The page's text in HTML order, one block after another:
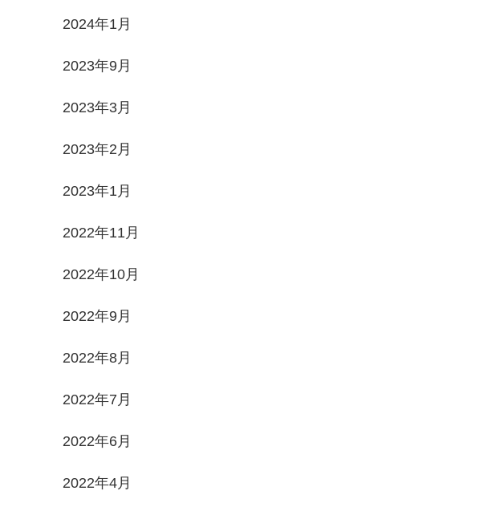
2024年1月
2023年9月
2023年3月
2023年2月
2023年1月
2022年11月
2022年10月
2022年9月
2022年8月
2022年7月
2022年6月
2022年4月